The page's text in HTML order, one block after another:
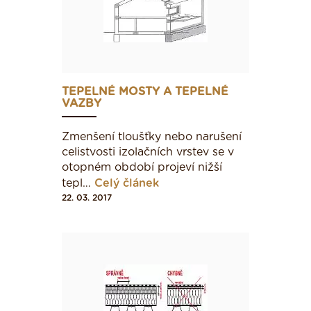
stropu. Tento způsob, bezpochyby stavebně
velmi jednoduchý, má tu nevýhodu, že strop a
tím i balkón je proveden z velmi vodivého
chladiče. Velmi intenzivně odvádí teplo z
interiéru do exteriéru a zde je velkou
nutné balkón , pokud je to možné, tepelně
zaizolovat ze všech stran. V případě, že to nelze
provést, tak je potřeba jej zaizolovat alespoň tam,
kde to jde. Zespodu se na balkón obvykle
může docházet k jejímu stékání po povrchu, kde
TEPELNÉ MOSTY A TEPELNÉ
VAZBY
Zmenšení tloušťky nebo narušení
celistvosti izolačních vrstev se v
otopném období projeví nižší
tepl… Celý článek
22. 03. 2017